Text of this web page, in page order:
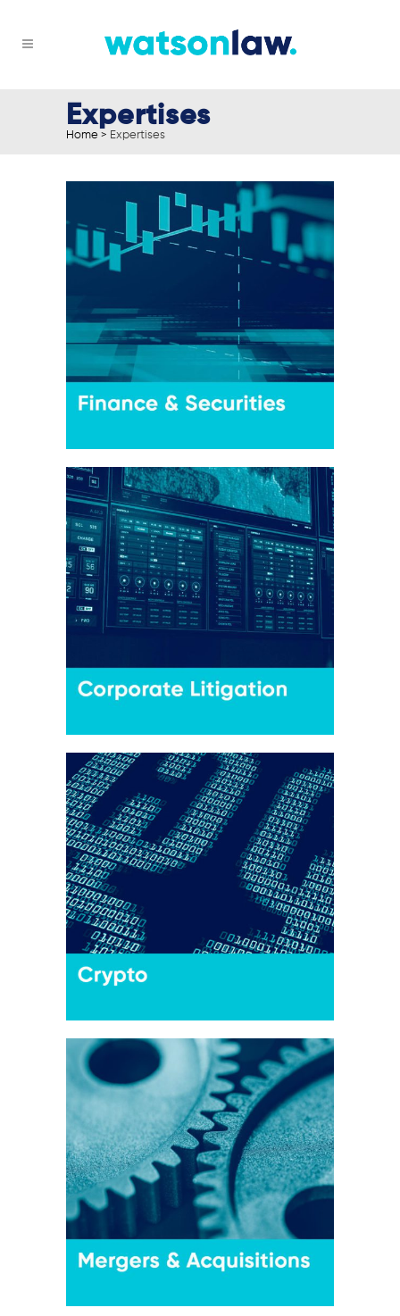
Expertises
Home > Expertises